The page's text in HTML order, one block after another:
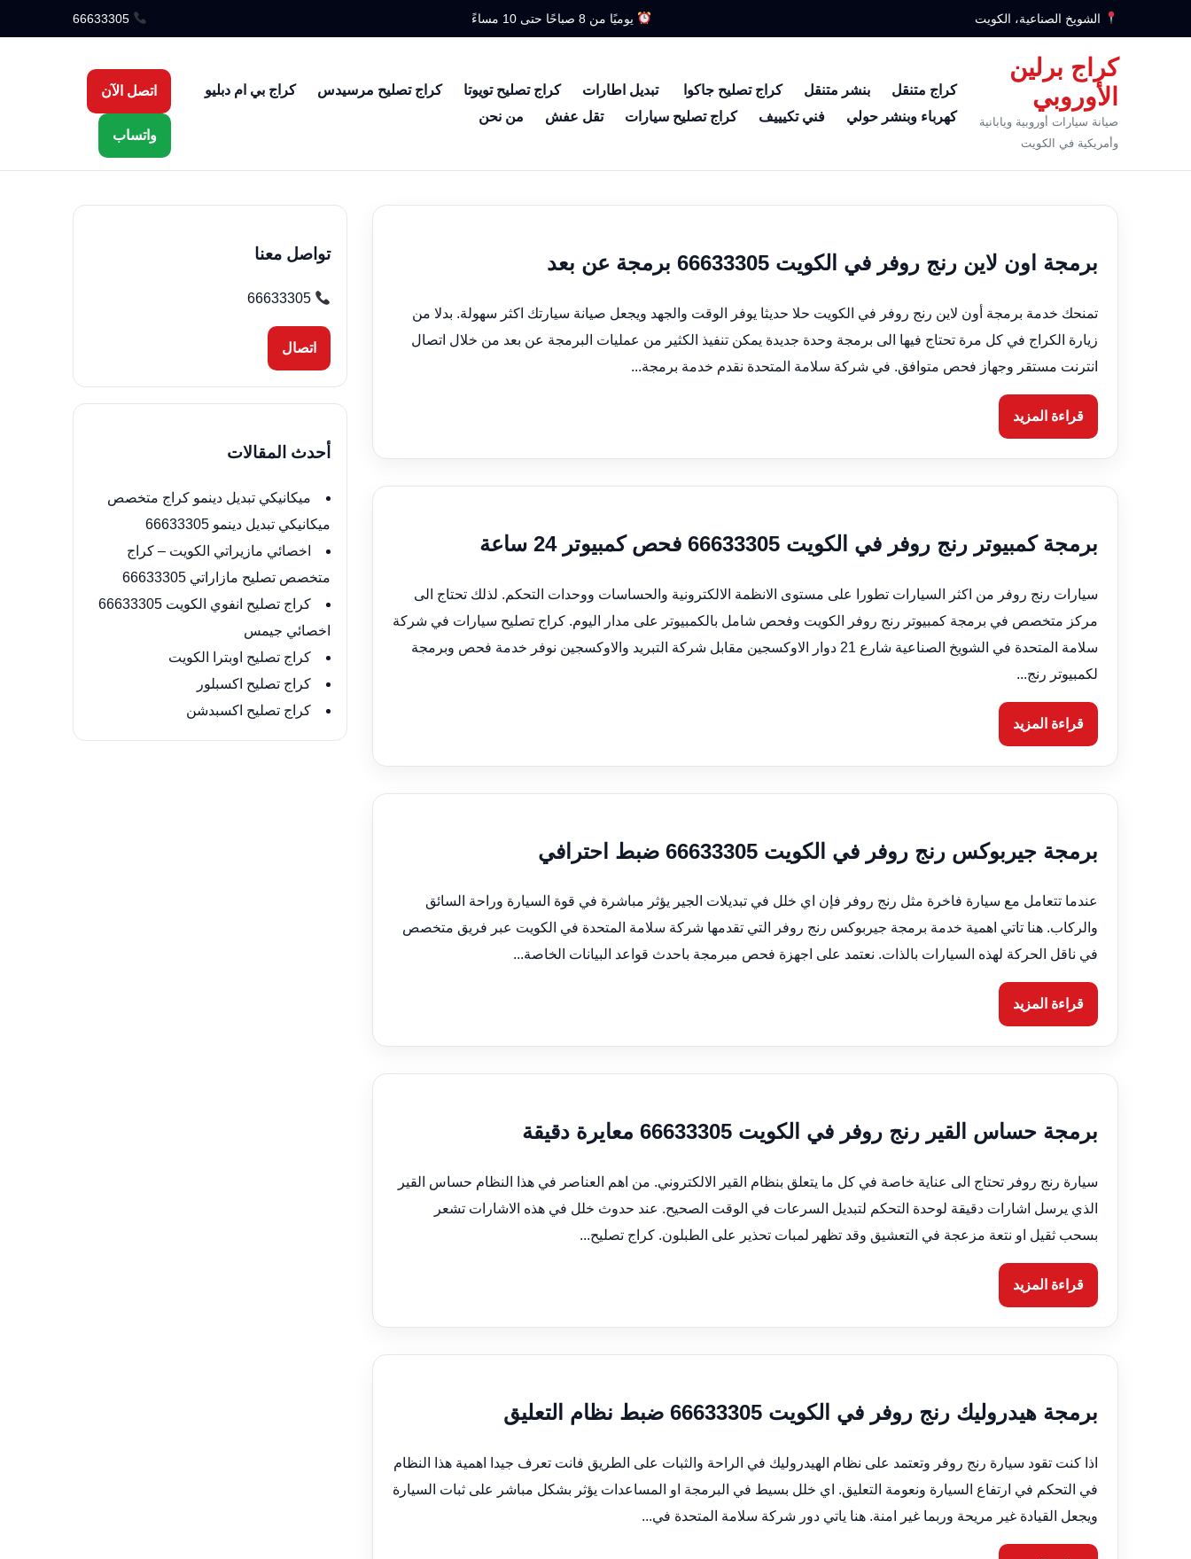
الشويخ الصناعية، الكويت يوميًا من 8 صباحًا حتى 10 مساءً 66633305
كراج برلين
الأوروبي
صيانة سيارات أوروبية ويابانية
وأمريكية في الكويت
كراج متنقل بنشر متنقل كراج تصليح جاكوا تبديل اطارات كراج تصليح تويوتا كراج تصليح مرسيدس
كراج بي ام دبليو
كهرباء وبنشر حولي
فني تكيييف كراج تصليح سيارات تقل عفش من نحن
اتصل الآن
واتساب
برمجة اون لاين رنج روفر في الكويت 66633305 برمجة عن بعد
تمنحك خدمة برمجة أون لاين رنج روفر في الكويت حلا حديثا يوفر الوقت والجهد ويجعل صيانة سيارتك اكثر سهولة. بدلا من
زيارة الكراج في كل مرة تحتاج فيها الى برمجة وحدة جديدة يمكن تنفيذ الكثير من عمليات البرمجة عن بعد من خلال اتصال
انترنت مستقر وجهاز فحص متوافق. في شركة سلامة المتحدة نقدم خدمة برمجة...
قراءة المزيد
برمجة كمبيوتر رنج روفر في الكويت 66633305 فحص كمبيوتر 24 ساعة
سيارات رنج روفر من اكثر السيارات تطورا على مستوى الانظمة الالكترونية والحساسات ووحدات التحكم. لذلك تحتاج الى
مركز متخصص في برمجة كمبيوتر رنج روفر الكويت وفحص شامل بالكمبيوتر على مدار اليوم. كراج تصليح سيارات في شركة
سلامة المتحدة في الشويخ الصناعية شارع 21 دوار الاوكسجين مقابل شركة التبريد والاوكسجين نوفر خدمة فحص وبرمجة
لكمبيوتر رنج...
قراءة المزيد
برمجة جيربوكس رنج روفر في الكويت 66633305 ضبط احترافي
عندما تتعامل مع سيارة فاخرة مثل رنج روفر فإن اي خلل في تبديلات الجير يؤثر مباشرة في قوة السيارة وراحة السائق
والركاب. هنا تاتي اهمية خدمة برمجة جيربوكس رنج روفر التي تقدمها شركة سلامة المتحدة في الكويت عبر فريق متخصص
في ناقل الحركة لهذه السيارات بالذات. نعتمد على اجهزة فحص مبرمجة باحدث قواعد البيانات الخاصة...
قراءة المزيد
برمجة حساس القير رنج روفر في الكويت 66633305 معايرة دقيقة
سيارة رنج روفر تحتاج الى عناية خاصة في كل ما يتعلق بنظام القير الالكتروني. من اهم العناصر في هذا النظام حساس القير
الذي يرسل اشارات دقيقة لوحدة التحكم لتبديل السرعات في الوقت الصحيح. عند حدوث خلل في هذه الاشارات تشعر
بسحب ثقيل او نتعة مزعجة في التعشيق وقد تظهر لمبات تحذير على الطبلون. كراج تصليح...
قراءة المزيد
برمجة هيدروليك رنج روفر في الكويت 66633305 ضبط نظام التعليق
اذا كنت تقود سيارة رنج روفر وتعتمد على نظام الهيدروليك في الراحة والثبات على الطريق فانت تعرف جيدا اهمية هذا النظام
في التحكم في ارتفاع السيارة ونعومة التعليق. اي خلل بسيط في البرمجة او المساعدات يؤثر بشكل مباشر على ثبات السيارة
ويجعل القيادة غير مريحة وربما غير امنة. هنا ياتي دور شركة سلامة المتحدة في...
تواصل معنا
66633305
اتصال
أحدث المقالات
ميكانيكي تبديل دينمو كراج متخصص
ميكانيكي تبديل دينمو 66633305
اخصائي مازيراتي الكويت – كراج
متخصص تصليح مازاراتي 66633305
كراج تصليح انفوي الكويت 66633305
اخصائي جيمس
كراج تصليح اوبترا الكويت
كراج تصليح اكسبلور
كراج تصليح اكسبدشن